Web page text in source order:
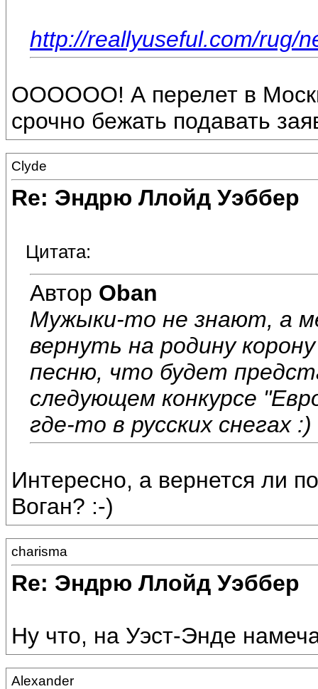
http://reallyuseful.com/rug/
ОООООО! А перелет в
срочно бежать подавать
Clyde
Re: Эндрю Ллойд Уэббер
Цитата:
Автор Oban
Мужыки-то не знают, а
вернуть на родину
песню, что будет
следующем конкурсе
где-то в русских снегах :)
Интересно, а вернется ли
Воган? :-)
charisma
Re: Эндрю Ллойд Уэббер
Ну что, на Уэст-Энде
Alexander